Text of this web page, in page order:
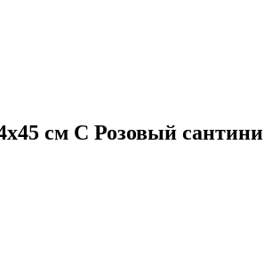
см С Розовый сантини